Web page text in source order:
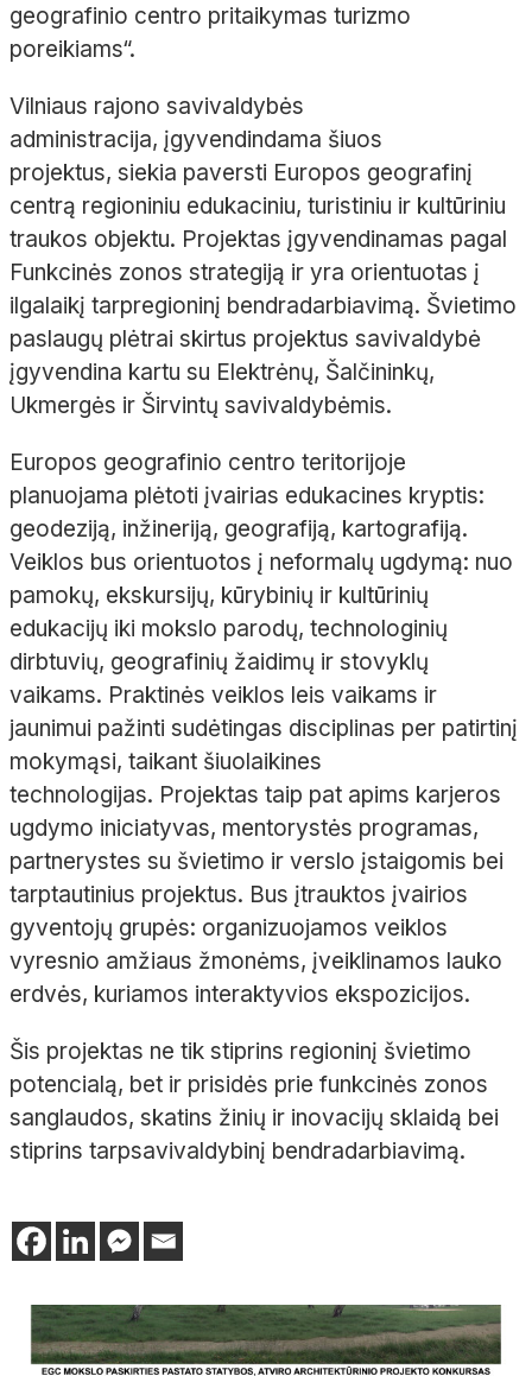
geografinio centro pritaikymas turizmo
poreikiams“.
Vilniaus rajono savivaldybės
administracija, įgyvendindama šiuos
projektus, siekia paversti Europos geografinį
centrą regioniniu edukaciniu, turistiniu ir kultūriniu
traukos objektu. Projektas įgyvendinamas pagal
Funkcinės zonos strategiją ir yra orientuotas į
ilgalaikį tarpregioninį bendradarbiavimą. Švietimo
paslaugų plėtrai skirtus projektus savivaldybė
įgyvendina kartu su Elektrėnų, Šalčininkų,
Ukmergės ir Širvintų savivaldybėmis.
Europos geografinio centro teritorijoje
planuojama plėtoti įvairias edukacines kryptis:
geodeziją, inžineriją, geografiją, kartografiją.
Veiklos bus orientuotos į neformalų ugdymą: nuo
pamokų, ekskursijų, kūrybinių ir kultūrinių
edukacijų iki mokslo parodų, technologinių
dirbtuvių, geografinių žaidimų ir stovyklų
vaikams. Praktinės veiklos leis vaikams ir
jaunimui pažinti sudėtingas disciplinas per patirtinį
mokymąsi, taikant šiuolaikines
technologijas. Projektas taip pat apims karjeros
ugdymo iniciatyvas, mentorystės programas,
partnerystes su švietimo ir verslo įstaigomis bei
tarptautinius projektus. Bus įtrauktos įvairios
gyventojų grupės: organizuojamos veiklos
vyresnio amžiaus žmonėms, įveiklinamos lauko
erdvės, kuriamos interaktyvios ekspozicijos.
Šis projektas ne tik stiprins regioninį švietimo
potencialą, bet ir prisidės prie funkcinės zonos
sanglaudos, skatins žinių ir inovacijų sklaidą bei
stiprins tarpsavivaldybinį bendradarbiavimą.